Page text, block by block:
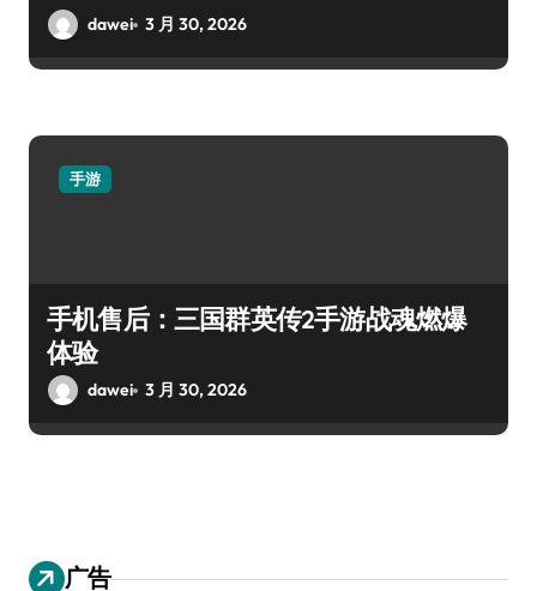
dawei 3 月 30, 2026
手游
手机售后：三国群英传2手游战魂燃爆
体验
dawei 3 月 30, 2026
广告